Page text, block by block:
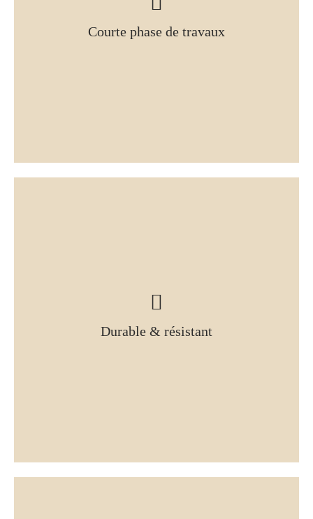
Courte phase de travaux
Durable & résistant